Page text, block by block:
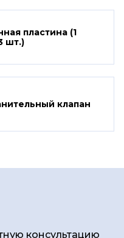
пластина (1
шт.)
клапан
консультацию